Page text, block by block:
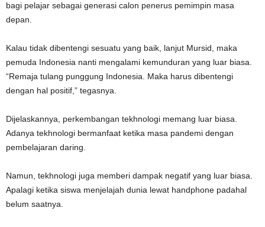
bagi pelajar sebagai generasi calon penerus pemimpin masa
depan.
Kalau tidak dibentengi sesuatu yang baik, lanjut Mursid, maka
pemuda Indonesia nanti mengalami kemunduran yang luar biasa.
“Remaja tulang punggung Indonesia. Maka harus dibentengi
dengan hal positif,” tegasnya.
Dijelaskannya, perkembangan tekhnologi memang luar biasa.
Adanya tekhnologi bermanfaat ketika masa pandemi dengan
pembelajaran daring.
Namun, tekhnologi juga memberi dampak negatif yang luar biasa.
Apalagi ketika siswa menjelajah dunia lewat handphone padahal
belum saatnya.